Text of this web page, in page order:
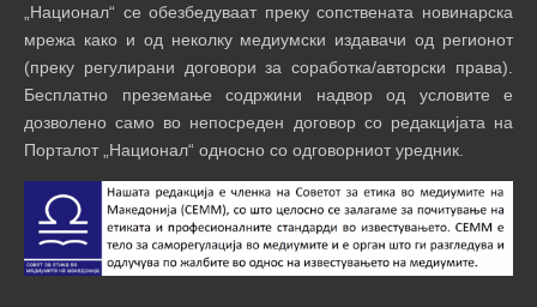
„Национал“ се обезбедуваат преку сопствената новинарска
мрежа како и од неколку медиумски издавачи од регионот
(преку регулирани договори за соработка/авторски права).
Бесплатно преземање содржини надвор од условите е
дозволено само во непосреден договор со редакцијата на
Порталот „Национал“ односно со одговорниот уредник.